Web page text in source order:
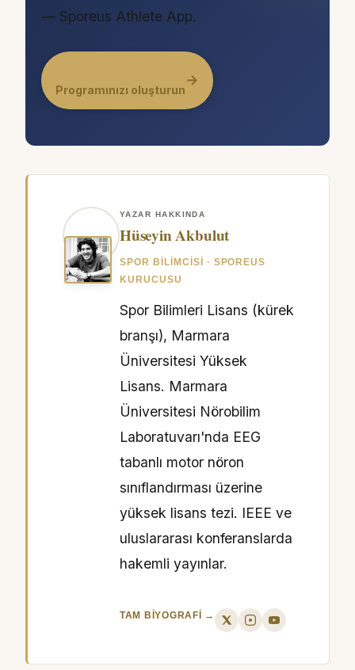
— Sporeus Athlete App.
Programınızı oluşturun
→
YAZAR HAKKINDA
Hüseyin Akbulut
SPOR BILIMCISI · SPOREUS
KURUCUSU
Spor Bilimleri Lisans (kürek
branşı), Marmara
Üniversitesi Yüksek
Lisans. Marmara
Üniversitesi Nörobilim
Laboratuvarı'nda EEG
tabanlı motor nöron
sınıflandırması üzerine
yüksek lisans tezi. IEEE ve
uluslararası konferanslarda
hakemli yayınlar.
TAM BIYOGRAFI →